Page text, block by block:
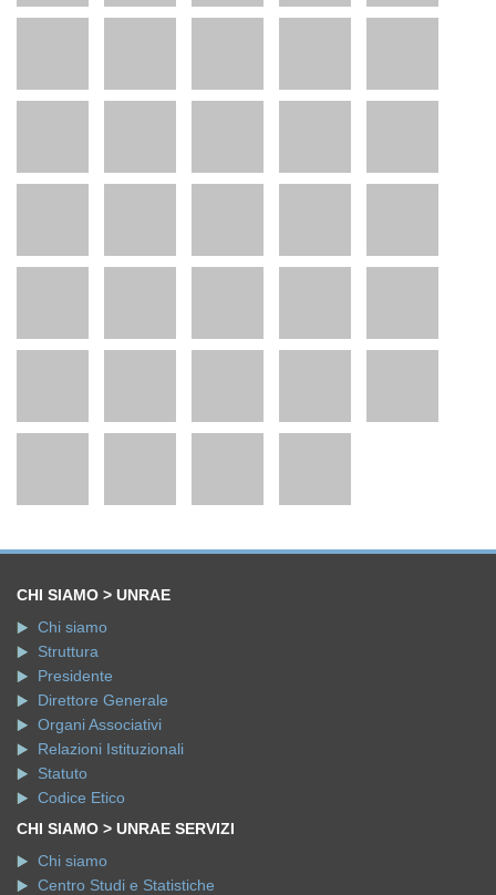
CHI SIAMO > UNRAE
Chi siamo
Struttura
Presidente
Direttore Generale
Organi Associativi
Relazioni Istituzionali
Statuto
Codice Etico
CHI SIAMO > UNRAE SERVIZI
Chi siamo
Centro Studi e Statistiche